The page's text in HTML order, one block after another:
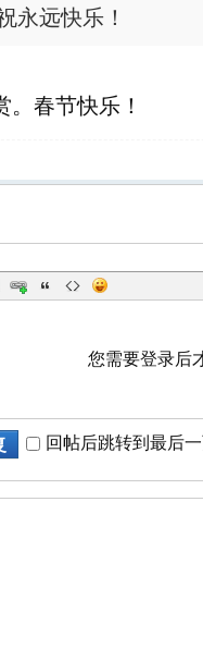
永远快乐！
。春节快乐！
您需要登录后
回帖后跳转到最后